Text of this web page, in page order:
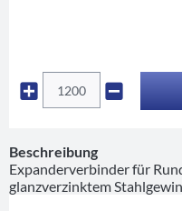
Beschreibung
Expanderverbinder für
glanzverzinktem